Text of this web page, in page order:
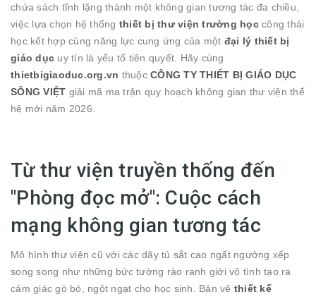
chứa sách tĩnh lặng thành một không gian tương tác đa chiều,
việc lựa chọn hệ thống thiết bị thư viện trường họccông thái
học kết hợp cùng năng lực cung ứng của một đại lý thiết bị
giáo dục uy tín là yếu tố tiên quyết. Hãy cùng
thietbigiaoduc.org.vn thuộc CÔNG TY THIẾT BỊ GIÁO DỤC
SÔNG VIỆT giải mã ma trận quy hoạch không gian thư viện thế
hệ mới năm 2026.
Từ thư viện truyền thống đến
"Phòng đọc mở": Cuộc cách
mạng không gian tương tác
Mô hình thư viện cũ với các dãy tủ sắt cao ngất ngưởng xếp
song song như những bức tường rào ranh giới vô tình tạo ra
cảm giác gò bó, ngột ngạt cho học sinh. Bản vẽ thiết kế